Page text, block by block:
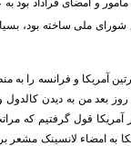
ملی ساخته بود،
آمریکا و فرانسه را به
بعد من به دیدن
قول گرفتیم که
به امضاء لانسینک